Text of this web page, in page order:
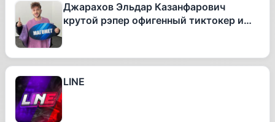
Джарахов Эльдар Казанфарович
крутой рэпер офигенный тиктокер и
LINE